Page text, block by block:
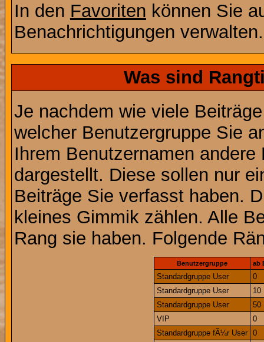
In den Favoriten können Sie
Benachrichtigungen verwalten.
Was sind
Je nachdem wie viele
welcher Benutzergruppe Sie
Ihrem Benutzernamen
dargestellt. Diese sollen nur
Beiträge Sie verfasst haben.
kleines Gimmik zählen. Alle
Rang sie haben. Folgende
Benutzergruppe ab
Standardgruppe User
0
Standardgruppe User
10
Standardgruppe User
50
VIP
0
Standardgruppe fÃ¼r User
0